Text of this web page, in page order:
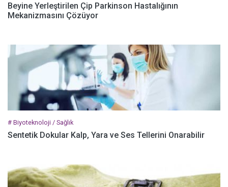
Beyine Yerleştirilen Çip Parkinson Hastalığının
Mekanizmasını Çözüyor
# Biyoteknoloji / Sağlık
Sentetik Dokular Kalp, Yara ve Ses Tellerini Onarabilir